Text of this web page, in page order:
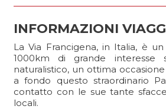
INFORMAZIONI
La Via Francigena, in Italia, è
1000km di grande interesse
naturalistico, un ottima
a fondo questo straordinario
contatto con le sue tante
locali.